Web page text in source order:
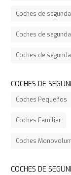
Coches de
Coches de
Coches de
COCHES DE
Coches Pequeños
Coches Familiar
Coches
COCHES DE